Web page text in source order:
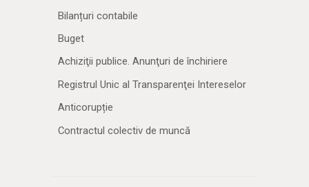
Bilanțuri contabile
Buget
Achiziţii publice. Anunţuri de închiriere
Registrul Unic al Transparenţei Intereselor
Anticorupție
Contractul colectiv de muncă